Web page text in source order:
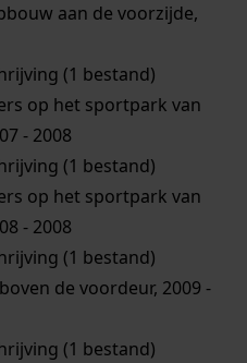
aan de voorzijde,
(1 bestand)
op het sportpark van
- 2008
(1 bestand)
op het sportpark van
- 2008
(1 bestand)
de voordeur, 2009 -
(1 bestand)